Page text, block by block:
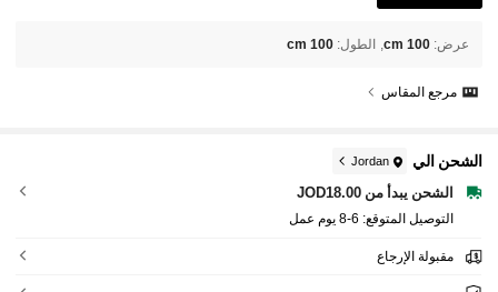
عرض:
100 cm الطول:
100 cm
مرجع المقاس
الشحن الي Jordan
الشحن يبدأ من JOD18.00
التوصيل المتوقع: 6-8 يوم عمل
مقبولة الإرجاع